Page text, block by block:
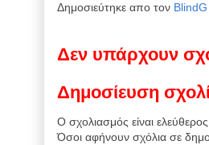
Δημοσιεύτηκε απο τον BlindG
Δεν υπάρχουν
Δημοσίευση
Ο σχολιασμός είναι
Όσοι αφήνουν σχόλια σε